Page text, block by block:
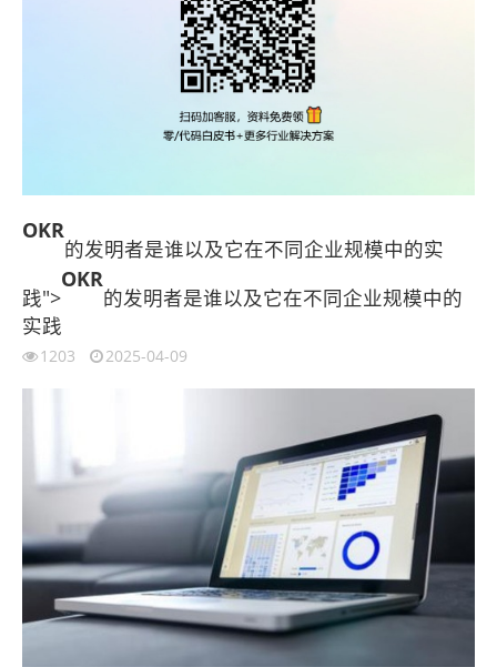
OKR
的发明者是谁以及它在不同企业规模中的实
践">
OKR
的发明者是谁以及它在不同企业规模中的
实践
1203 2025-04-09